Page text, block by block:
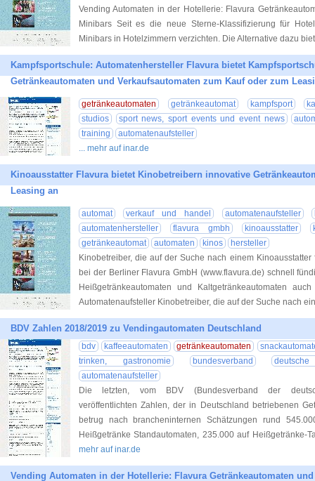
Vending Automaten in der Hotellerie: Flavura
Minibars Seit es die neue Sterne-Klassifizierung für
Minibars in Hotelzimmern verzichten. Die Alternative dazu
Kampfsportschule: Automatenhersteller Flavura bietet
Getränkeautomaten und Verkaufsautomaten zum Kauf oder zum
getränkeautomaten getränkeautomat kampfsport
studios
sport news, sport events und event news
training
automatenaufsteller
... mehr auf inar.de
Kinoausstatter Flavura bietet Kinobetreibern innovative
Leasing an
automat verkauf und handel automatenaufsteller
automatenhersteller
flavura gmbh kinoausstatter
getränkeautomat
automaten kinos
hersteller
Kinobetreiber, die auf der Suche nach einem
bei der Berliner Flavura GmbH (www.flavura.de) schnell
Heißgetränkeautomaten und Kaltgetränkeautomaten
Automatenaufsteller Kinobetreiber, die auf der Suche nach
BDV Zahlen 2018/2019 zu Vendingautomaten Deutschland
bdv kaffeeautomaten getränkeautomaten
trinken, gastronomie
bundesverband
automatenaufsteller
Die letzten, vom BDV (Bundesverband der
veröffentlichten Zahlen, der in Deutschland betriebenen
betrug nach brancheninternen Schätzungen rund
Heißgetränke Standautomaten, 235.000 auf Heißgetränke-
mehr auf inar.de
Vending Automaten in der Hotellerie: Flavura Getränkeautomaten